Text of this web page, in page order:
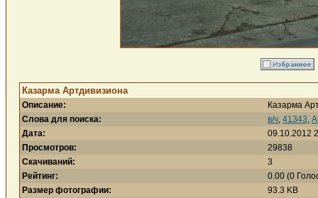
Казарма Артдивизиона
Описание:
Казарма
Слова для поиска:
в/ч, 41343,
Дата:
09.10.2012
Просмотров:
29838
Скачиваний:
3
Рейтинг:
0.00 (0
Размер фотографии:
93.3 KB